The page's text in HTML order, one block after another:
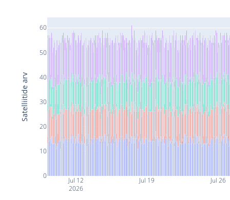
Jul 12
2026
Jul 19 Jul 26
0
10
20
30
40
50
60
Satelliitide arv